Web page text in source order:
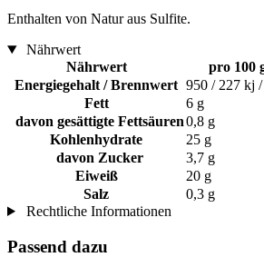
Enthalten von Natur aus Sulfite.
Nährwert
Nährwert
pro 100
Energiegehalt / Brennwert 950 / 227 kj
Fett
6 g
davon gesättigte Fettsäuren0,8 g
Kohlenhydrate
25 g
davon Zucker
3,7 g
Eiweiß
20 g
Salz
0,3 g
Rechtliche Informationen
Passend dazu